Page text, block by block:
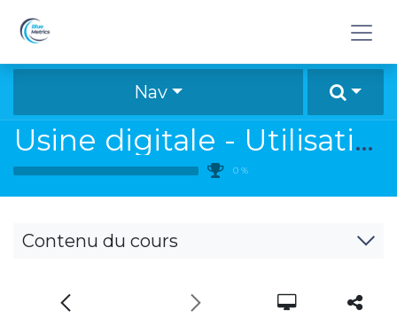
Se rendre au contenu
Nav
Usine digitale - Utilisation en atelier
0 %
Contenu du cours